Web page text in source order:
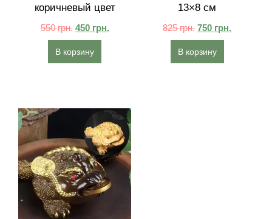
коричневый цвет
550грн. 450 грн.
В корзину
13×8 см
825грн. 750 грн.
В корзину